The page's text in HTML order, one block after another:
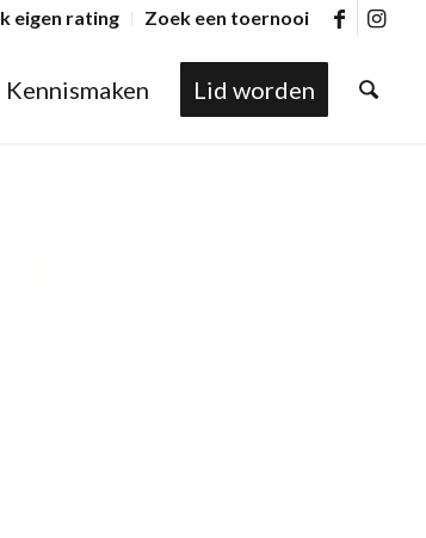
eigen rating Zoek een toernooi
Kennismaken Lid worden